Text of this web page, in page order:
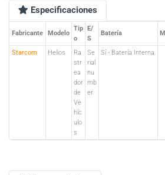
Especificaciones
Fabricante Modelo
Tip
o
E/
S
Batería
Starcom Helios
Ra
str
ea
dor
de
Ve
híc
ulo
s
Se
rial
nu
mb
er
Sí - Batería Interna